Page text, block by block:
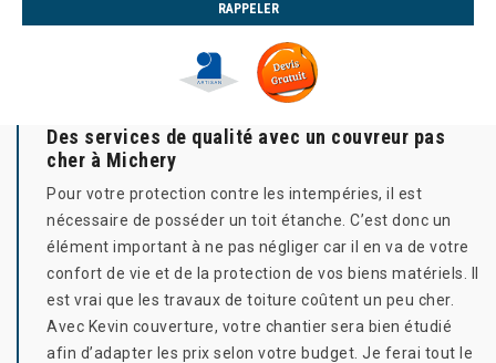
Des services de qualité avec un couvreur pas
cher à Michery
Pour votre protection contre les intempéries, il est
nécessaire de posséder un toit étanche. C’est donc un
élément important à ne pas négliger car il en va de votre
confort de vie et de la protection de vos biens matériels. Il
est vrai que les travaux de toiture coûtent un peu cher.
Avec Kevin couverture, votre chantier sera bien étudié
afin d’adapter les prix selon votre budget. Je ferai tout le